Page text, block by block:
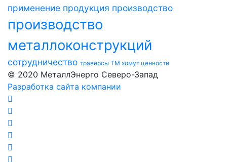
применение продукция производство
производство
металлоконструкций
сотрудничество траверсы ТМ хомут ценности
© 2020 МеталлЭнерго Северо-Запад
Разработка сайта компании